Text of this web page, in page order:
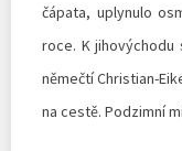
čápata, uplynulo
roce. K jihovýchodu
němečtí Christian-
na cestě. Podzimní